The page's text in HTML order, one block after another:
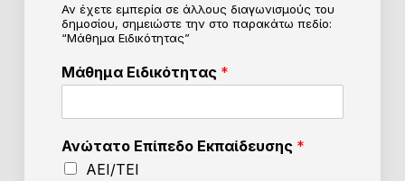
Αν έχετε εμπερία σε άλλους διαγωνισμούς του
δημοσίου, σημειώστε την στο παρακάτω πεδίο:
“Μάθημα Ειδικότητας”
Μάθημα Ειδικότητας *
Ανώτατο Επίπεδο Εκπαίδευσης *
ΑΕΙ/ΤΕΙ